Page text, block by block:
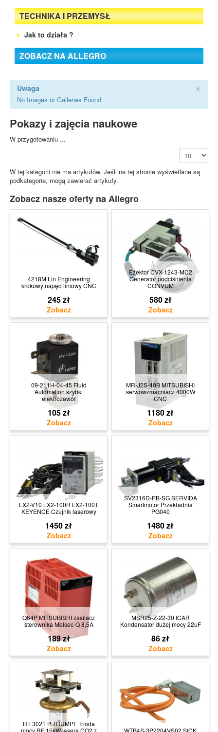
TECHNIKA I PRZEMYSŁ
Jak to działa ?
ZOBACZ NA ALLEGRO
×
Uwaga
No Images or Galleries Found
Pokazy i zajęcia naukowe
W przygotowaniu ...
Pokaż #
W tej kategorii nie ma artykułów. Jeśli na tej stronie wyświetlane są
podkategorie, mogą zawierać artykuły.
Zobacz nasze oferty na Allegro
4218M Lin Engineering
krokowy napęd liniowy CNC
245 zł
Eżektor CVX-1243-MC2
Generator podciśnienia
CONVUM
580 zł
09-211H-04-45 Fluid
Automation szybki
elektrozawór
105 zł
MR-J2S-40B MITSUBISHI
serwowzmacniacz 4000W
CNC
1180 zł
LX2-V10 LX2-100R LX2-100T
KEYENCE Czujnik laserowy
1450 zł
SV2316D-PB-SG SERVIDA
Smartmotor Przekładnia
PG040
1480 zł
Q64P MITSUBISHI zasilacz
sterownika Melsec-Q 8,5A
189 zł
MSR25-Z-22-30 ICAR
Kondensator dużej mocy 22uF
86 zł
RT 3021 P TRUMPF Trioda
mocy RF 15kW lasera CO2 z
WTB4S-3P2204VS02 SICK